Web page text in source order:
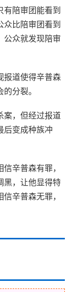
陪审团能看到
比陪审团看到
公众就发现陪审
报道使得辛普森
分裂。
案，但经过报道
后变成种族冲
辛普森有罪，
黑，让他显得特
辛普森无罪，